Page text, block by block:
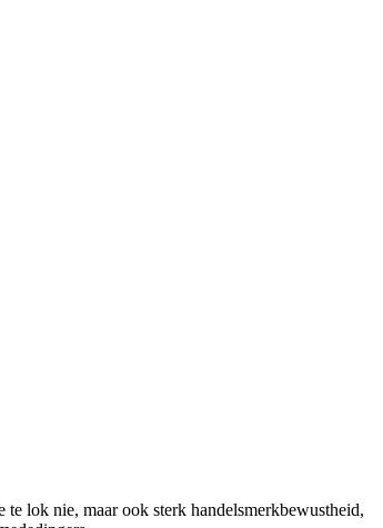
lok nie, maar ook sterk handelsmerkbewustheid,